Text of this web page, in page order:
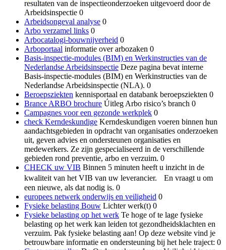
resultaten van de inspectieonderzoeken uitgevoerd door de
Arbeidsinspectie 0
Arbeidsongeval analyse 0
Arbo verzamel links 0
Arbocatalogi-bouwnijverheid 0
Arboportaal informatie over arbozaken 0
Basis-inspectie-modules (BIM) en Werkinstructies van de
Nederlandse Arbeidsinspectie Deze pagina bevat interne
Basis-inspectie-modules (BIM) en Werkinstructies van de
Nederlandse Arbeidsinspectie (NLA). 0
Beroepsziekten kennisportaal en databank beroepsziekten 0
Brance ARBO brochure Úitleg Arbo risico’s branch 0
Campagnes voor een gezonde werkplek 0
check Kerndeskundige Kerndeskundigen voeren binnen hun
aandachtsgebieden in opdracht van organisaties onderzoeken
uit, geven advies en ondersteunen organisaties en
medewerkers. Ze zijn gespecialiseerd in de verschillende
gebieden rond preventie, arbo en verzuim. 0
CHECK uw VIB Binnen 5 minuten heeft u inzicht in de
kwaliteit van het VIB van uw leverancier. En vraagt u om
een nieuwe, als dat nodig is. 0
europees netwerk onderwijs en veiligheid 0
Fysieke belasting Bouw Lichter werk(t) 0
Fysieke belasting op het werk Te hoge of te lage fysieke
belasting op het werk kan leiden tot gezondheidsklachten en
verzuim. Pak fysieke belasting aan! Op deze website vind je
betrouwbare informatie en ondersteuning bij het hele traject: 0